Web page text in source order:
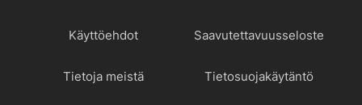
Käyttöehdot Saavutettavuusseloste
Tietoja meistä Tietosuojakäytäntö